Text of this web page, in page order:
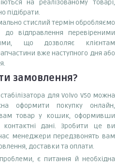
на реалізованому товарі,
підібрати.
стислий термін обробляємо
відправлення перевіреними
що дозволяє клієнтам
вже наступного дня або
замовлення?
для Volvo V50 можна
оформити покупку онлайн,
вам товар у кошик, оформивши
дані. Зробити це ви
менеджери передзвонять вам
доставки та оплати.
є питання й необхідна